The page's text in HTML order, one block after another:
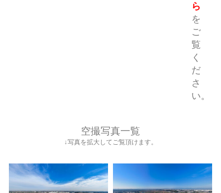
ら
を
ご
覧
く
だ
さ
い。
空撮写真一覧
↓写真を拡大してご覧頂けます。